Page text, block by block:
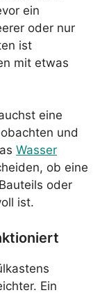
ein
oder nur
ist
mit etwas
eine
und
Wasser
ob eine
oder
ist.
Ein